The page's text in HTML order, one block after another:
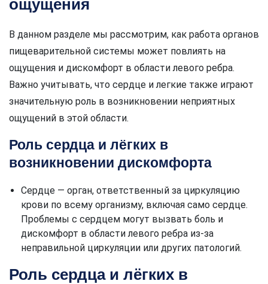
ощущения
В данном разделе мы рассмотрим, как работа органов
пищеварительной системы может повлиять на
ощущения и дискомфорт в области левого ребра.
Важно учитывать, что сердце и легкие также играют
значительную роль в возникновении неприятных
ощущений в этой области.
Роль сердца и лёгких в
возникновении дискомфорта
Сердце — орган, ответственный за циркуляцию
крови по всему организму, включая само сердце.
Проблемы с сердцем могут вызвать боль и
дискомфорт в области левого ребра из-за
неправильной циркуляции или других патологий.
Роль сердца и лёгких в